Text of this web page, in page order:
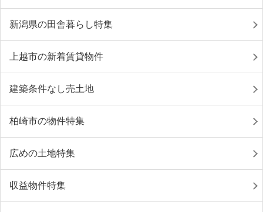
新潟県の田舎暮らし特集
上越市の新着賃貸物件
建築条件なし売土地
柏崎市の物件特集
広めの土地特集
収益物件特集